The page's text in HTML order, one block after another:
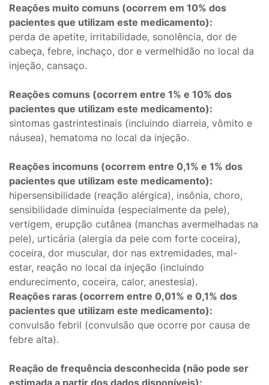
Reações muito comuns (ocorrem em 10% dos
pacientes que utilizam este medicamento):
perda de apetite, irritabilidade, sonolência, dor de
cabeça, febre, inchaço, dor e vermelhidão no local da
injeção, cansaço.
Reações comuns (ocorrem entre 1% e 10% dos
pacientes que utilizam este medicamento):
sintomas gastrintestinais (incluindo diarreia, vômito e
náusea), hematoma no local da injeção.
Reações incomuns (ocorrem entre 0,1% e 1% dos
pacientes que utilizam este medicamento):
hipersensibilidade (reação alérgica), insônia, choro,
sensibilidade diminuída (especialmente da pele),
vertigem, erupção cutânea (manchas avermelhadas na
pele), urticária (alergia da pele com forte coceira),
coceira, dor muscular, dor nas extremidades, mal-
estar, reação no local da injeção (incluindo
endurecimento, coceira, calor, anestesia).
Reações raras (ocorrem entre 0,01% e 0,1% dos
pacientes que utilizam este medicamento):
convulsão febril (convulsão que ocorre por causa de
febre alta).
Reação de frequência desconhecida (não pode ser
estimada a partir dos dados disponíveis):